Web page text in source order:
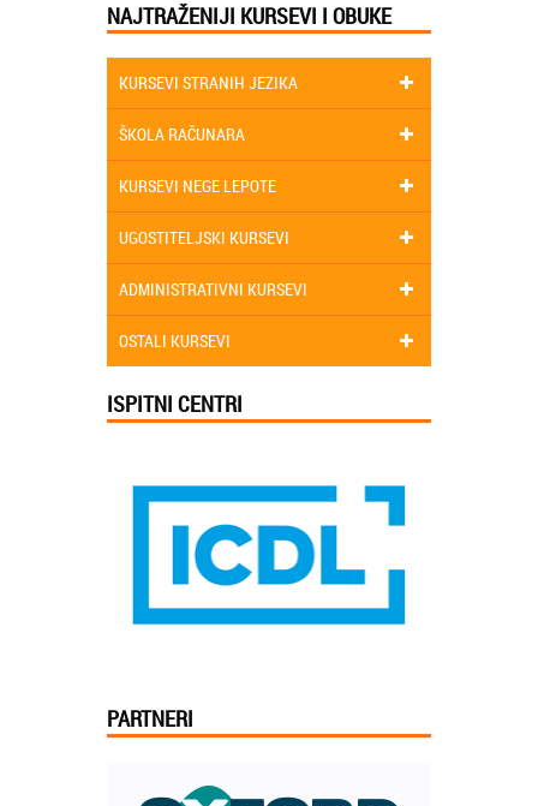
NAJTRAŽENIJI KURSEVI I OBUKE
KURSEVI STRANIH JEZIKA
ŠKOLA RAČUNARA
KURSEVI NEGE LEPOTE
UGOSTITELJSKI KURSEVI
ADMINISTRATIVNI KURSEVI
OSTALI KURSEVI
ISPITNI CENTRI
PARTNERI